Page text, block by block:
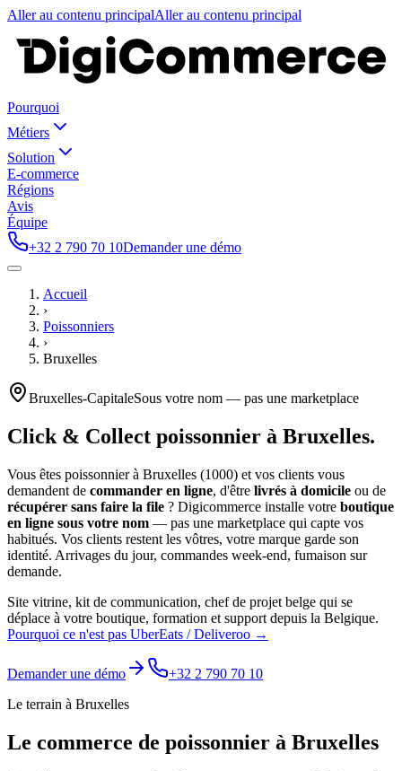
Aller au contenu principalAller au contenu principal
Pourquoi
Métiers
Solution
E-commerce
Régions
Avis
Équipe
+32 2 790 70 10Demander une démo
Accueil
›
Poissonniers
›
Bruxelles
Bruxelles-CapitaleSous votre nom — pas une marketplace
Click & Collect poissonnier à Bruxelles.
Vous êtes poissonnierà Bruxelles (1000) et vos clients vous
demandent de commander en ligne, d'être livrés à domicile ou de
récupérer sans faire la file ? Digicommerce installe votre boutique
en ligne sous votre nom — pas une marketplace qui capte vos
habitués. Vos clients restent les vôtres, votre marque garde son
identité. Arrivages du jour, commandes week-end, fumaison sur
demande.
Site vitrine, kit de communication, chef de projet belge qui se
déplace à votre boutique, formation et support depuis la Belgique.
Pourquoi ce n'est pas UberEats / Deliveroo →
Demander une démo
+32 2 790 70 10
Le terrain à Bruxelles
Le commerce de poissonnier à Bruxelles